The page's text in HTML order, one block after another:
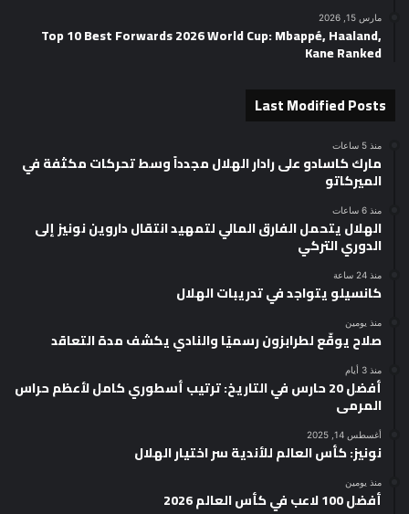
مارس 15, 2026
Top 10 Best Forwards 2026 World Cup: Mbappé, Haaland,
Kane Ranked
Last Modified Posts
منذ 5 ساعات
مارك كاسادو على رادار الهلال مجدداً وسط تحركات مكثفة في
الميركاتو
منذ 6 ساعات
الهلال يتحمل الفارق المالي لتمهيد انتقال داروين نونيز إلى
الدوري التركي
منذ 24 ساعة
كانسيلو يتواجد في تدريبات الهلال
منذ يومين
صلاح يوقّع لطرابزون رسميًا والنادي يكشف مدة التعاقد
منذ 3 أيام
أفضل 20 حارس في التاريخ: ترتيب أسطوري كامل لأعظم حراس
المرمى
أغسطس 14, 2025
نونيز: كأس العالم للأندية سر اختيار الهلال
منذ يومين
أفضل 100 لاعب في كأس العالم 2026